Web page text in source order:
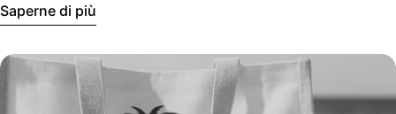
Saperne di più